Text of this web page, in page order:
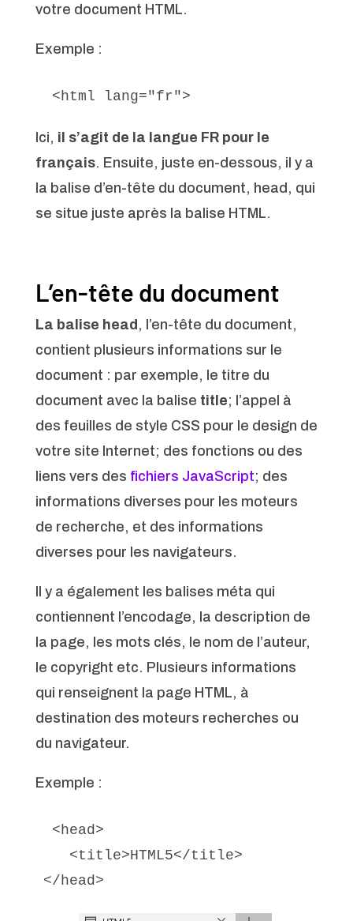
votre document HTML.
Exemple :
<html lang="fr">
Ici, il s’agit de la langue FR pour le
français. Ensuite, juste en-dessous, il y a
la balise d’en-tête du document, head, qui
se situe juste après la balise HTML.
L’en-tête du document
La balise head, l’en-tête du document,
contient plusieurs informations sur le
document : par exemple, le titre du
document avec la balise title; l’appel à
des feuilles de style CSS pour le design de
votre site Internet; des fonctions ou des
liens vers des fichiers JavaScript; des
informations diverses pour les moteurs
de recherche, et des informations
diverses pour les navigateurs.
Il y a également les balises méta qui
contiennent l’encodage, la description de
la page, les mots clés, le nom de l’auteur,
le copyright etc. Plusieurs informations
qui renseignent la page HTML, à
destination des moteurs recherches ou
du navigateur.
Exemple :
</head>